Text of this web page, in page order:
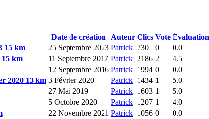
Date de création Auteur Clics Vote Évaluation
15 km
25 Septembre 2023 Patrick 730 0
0.0
15 km
11 Septembre 2017 Patrick 2186 2
4.5
12 Septembre 2016 Patrick 1994 0
0.0
2020 13 km 3 Février 2020 Patrick 1434 1
5.0
27 Mai 2019 Patrick 1603 1
5.0
5 Octobre 2020 Patrick 1207 1
4.0
22 Novembre 2021 Patrick 1056 0
0.0